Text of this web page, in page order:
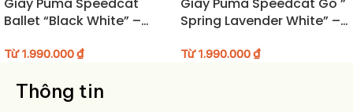
tinh tế trong từng chi tiết.
HƯỚNG DẪN BẢO QUẢN GIÀY
Làm sạch bằng bàn chải mềm hoặc khăn ẩm, tránh dùng chất tẩy
Ballet “Black White” –
Từ1.990.000₫
Spring Lavender White” –
Từ1.990.000₫
Thông tin